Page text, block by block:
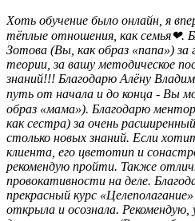
Хоть обучение было онлайн, я
тёплые отношения, как семья❤.
Зотова (Вы, как образ «папа») за
теории, за вашу методическое
знаний!!! Благодарю Алёну
путь от начала и до конца - Вы
образ «мама»). Благодарю
как сестра) за очень
столько новых знаний. Если
клиента, его цветотип и
рекомендую пройти. Также
провокативности на деле.
прекрасный курс
открыла и осознала. Рекомендую,